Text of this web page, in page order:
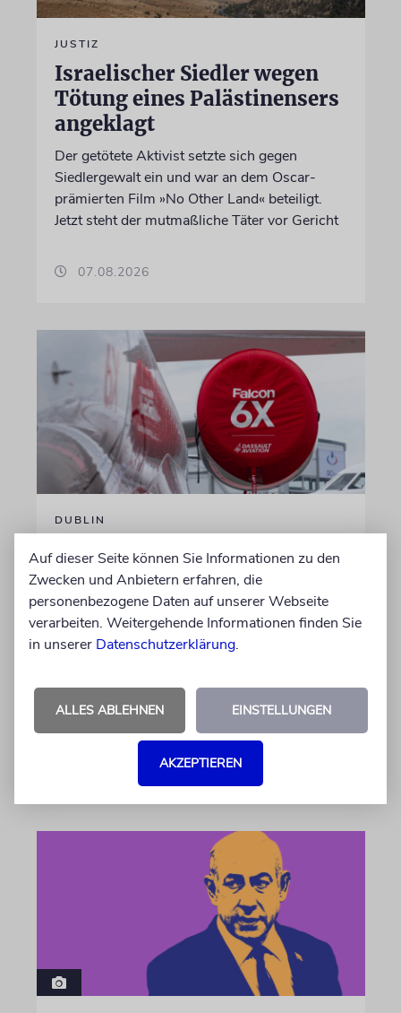
JUSTIZ
Israelischer Siedler wegen
Tötung eines Palästinensers
angeklagt
Der getötete Aktivist setzte sich gegen
Siedlergewalt ein und war an dem Oscar-
prämierten Film »No Other Land« beteiligt.
Jetzt steht der mutmaßliche Täter vor Gericht
07.08.2026
DUBLIN
Wegen Israel-Boykott:
Irisches Regierungsflugzeug
kann nicht mehr im Nebel
landen
Beim Kauf der Maschine wurde bewusst auf
israelische Rüstungskonzern Elbit Systems an
Auf dieser Seite können Sie Informationen zu den
Zwecken und Anbietern erfahren, die
personenbezogene Daten auf unserer Webseite
verarbeiten. Weitergehende Informationen finden Sie
in unserer Datenschutzerklärung.
ALLES ABLEHNEN EINSTELLUNGEN
AKZEPTIEREN